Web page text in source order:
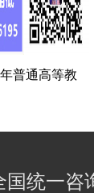
普通高等教
国统一咨